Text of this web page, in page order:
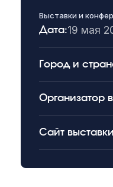
Выставки и
Дата:19 мая
Город и
Организатор
Сайт